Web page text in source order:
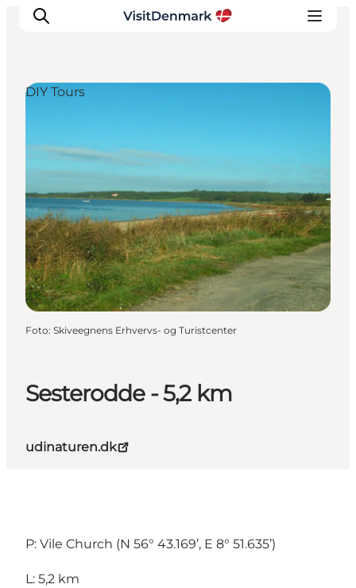
Resmål
Aktiviteter
Övernatta
Planera resan
Sesterodde - 5,2 km
udinaturen.dk
DIY Tours
Foto: Skiveegnens Erhvervs- og Turistcenter
P: Vile Church (N 56° 43.169’, E 8° 51.635’)
L: 5,2 km